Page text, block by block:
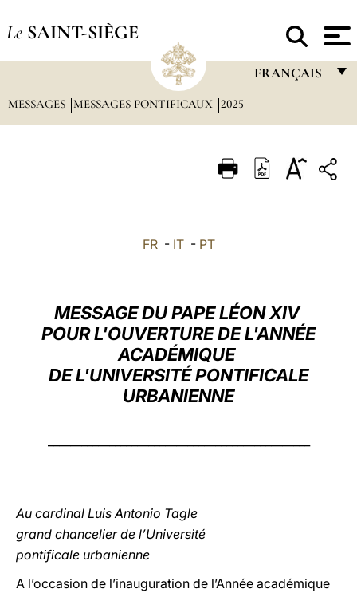
Le SAINT-SIÈGE
FRANÇAIS
ITALIANO
العربيّة
LATINE
MESSAGES MESSAGES PONTIFICAUX 2025
FR- IT- PT
MESSAGE DU PAPE LÉON XIV
POUR L'OUVERTURE DE L'ANNÉE
ACADÉMIQUE
DE L'UNIVERSITÉ PONTIFICALE
URBANIENNE
Au cardinal Luis Antonio Tagle
grand chancelier de l’Université
pontificale urbanienne
A l’occasion de l’inauguration de l’Année académique